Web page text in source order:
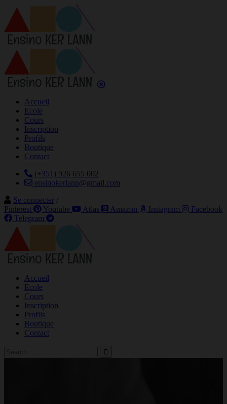
Accueil
Ecole
Cours
Inscription
Profils
Boutique
Contact
(+351) 926 655 002
ensinokerlann@gmail.com
Se connecter /
Pinterest
Youtube Atlas Amazon Instagram
Facebook
Telegram
Accueil
Ecole
Cours
Inscription
Profils
Boutique
Contact